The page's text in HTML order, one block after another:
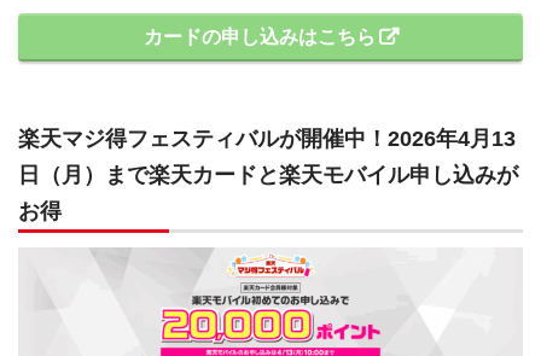
カードの申し込みはこちら
楽天マジ得フェスティバルが開催中！2026年4月13
日（月）まで楽天カードと楽天モバイル申し込みが
お得